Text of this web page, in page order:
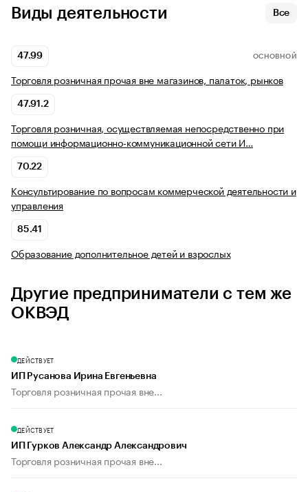
Виды деятельности Все
47.99 ОСНОВНОЙ
Торговля розничная прочая вне магазинов, палаток, рынков
47.91.2
Торговля розничная, осуществляемая непосредственно при
помощи информационно-коммуникационной сети И…
70.22
Консультирование по вопросам коммерческой деятельности и
управления
85.41
Образование дополнительное детей и взрослых
Другие предприниматели с тем же
ОКВЭД
ДЕЙСТВУЕТ
ИП Русанова Ирина Евгеньевна
Торговля розничная прочая вне...
ДЕЙСТВУЕТ
ИП Гурков Александр Александрович
Торговля розничная прочая вне...